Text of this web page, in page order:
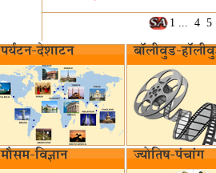
1 ... 4 5
पर्यटन-देशाटन बॉलीवुड-
मौसम-विज्ञान ज्योतिष-पंचांग